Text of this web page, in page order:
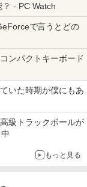
- PC Watch
で言うとどの
ンパクトキーボード
いた時期が僕にもあ
級トラックボールが
もっと見る